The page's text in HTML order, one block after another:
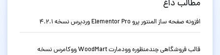
مطالب داغ
افزونه صفحه ساز المنتور پرو Elementor Pro وردپرس نسخه 4.2.1
قالب فروشگاهی چندمنظوره وودمارت WoodMart ووکامرس نسخه